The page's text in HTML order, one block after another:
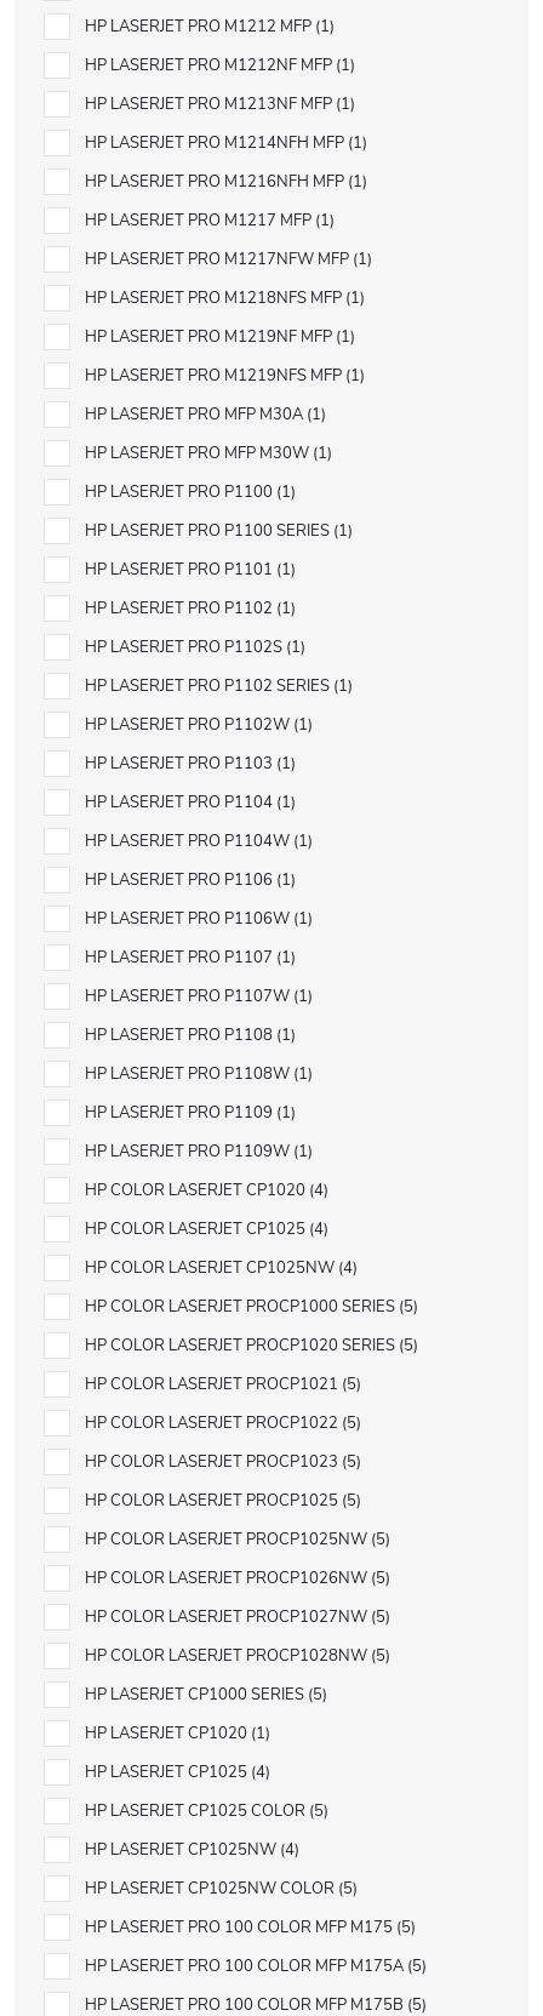
HP LASERJET PRO M1212 MFP 1
HP LASERJET PRO M1212NF MFP 1
HP LASERJET PRO M1213NF MFP 1
HP LASERJET PRO M1214NFH MFP 1
HP LASERJET PRO M1216NFH MFP 1
HP LASERJET PRO M1217 MFP 1
HP LASERJET PRO M1217NFW MFP 1
HP LASERJET PRO M1218NFS MFP 1
HP LASERJET PRO M1219NF MFP 1
HP LASERJET PRO M1219NFS MFP 1
HP LASERJET PRO MFP M30A 1
HP LASERJET PRO MFP M30W 1
HP LASERJET PRO P1100 1
HP LASERJET PRO P1100 SERIES 1
HP LASERJET PRO P1101 1
HP LASERJET PRO P1102 1
HP LASERJET PRO P1102S 1
HP LASERJET PRO P1102 SERIES 1
HP LASERJET PRO P1102W 1
HP LASERJET PRO P1103 1
HP LASERJET PRO P1104 1
HP LASERJET PRO P1104W 1
HP LASERJET PRO P1106 1
HP LASERJET PRO P1106W 1
HP LASERJET PRO P1107 1
HP LASERJET PRO P1107W 1
HP LASERJET PRO P1108 1
HP LASERJET PRO P1108W 1
HP LASERJET PRO P1109 1
HP LASERJET PRO P1109W 1
HP COLOR LASERJET CP1020 4
HP COLOR LASERJET CP1025 4
HP COLOR LASERJET CP1025NW 4
HP COLOR LASERJET PROCP1000 SERIES 5
HP COLOR LASERJET PROCP1020 SERIES 5
HP COLOR LASERJET PROCP1021 5
HP COLOR LASERJET PROCP1022 5
HP COLOR LASERJET PROCP1023 5
HP COLOR LASERJET PROCP1025 5
HP COLOR LASERJET PROCP1025NW 5
HP COLOR LASERJET PROCP1026NW 5
HP COLOR LASERJET PROCP1027NW 5
HP COLOR LASERJET PROCP1028NW 5
HP LASERJET CP1000 SERIES 5
HP LASERJET CP1020 1
HP LASERJET CP1025 4
HP LASERJET CP1025 COLOR 5
HP LASERJET CP1025NW 4
HP LASERJET CP1025NW COLOR 5
HP LASERJET PRO 100 COLOR MFP M175 5
HP LASERJET PRO 100 COLOR MFP M175A 5
HP LASERJET PRO 100 COLOR MFP M175B 5